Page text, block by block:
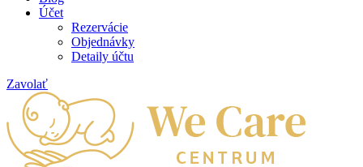
Účet
Rezervácie
Objednávky
Detaily účtu
Zavolať